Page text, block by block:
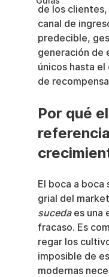
de los
canal de
predecible,
generación de
únicos hasta
de
Por qué
El boca a boca
grial del
suceda es una
fracaso. Es
regar los
imposible de
modernas